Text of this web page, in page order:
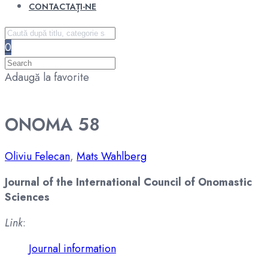
CONTACTAȚI-NE
0
Adaugă la favorite
ONOMA 58
Oliviu Felecan, Mats Wahlberg
Journal of the International Council of Onomastic
Sciences
Link:
Journal information